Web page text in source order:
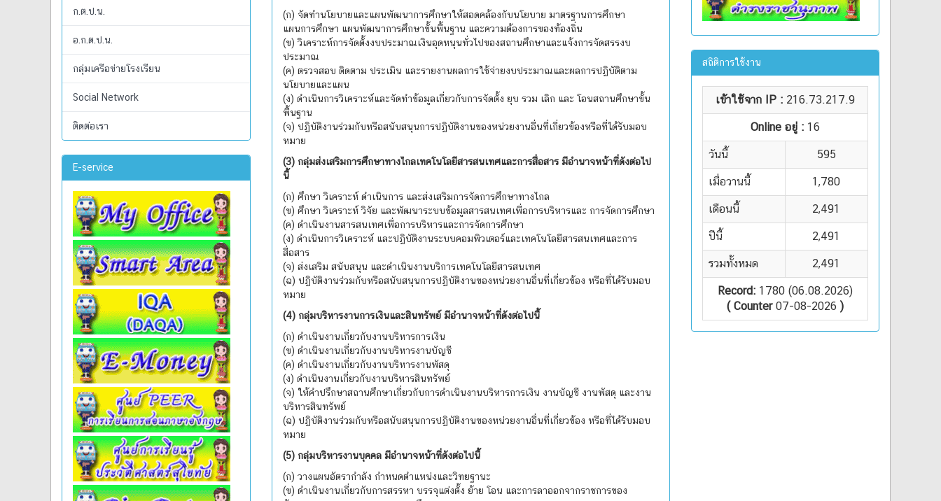
ก.ต.ป.น.
อ.ก.ต.ป.น.
กลุ่มเครือข่ายโรงเรียน
Social Network
ติดต่อเรา
E-service
(ก) จัดทำนโยบายและแผนพัฒนาการศึกษาให้สอดคล้องกับนโยบาย มาตรฐานการศึกษา
แผนการศึกษา แผนพัฒนาการศึกษาขั้นพื้นฐาน และความต้องการของท้องถิ่น
(ข) วิเคราะห์การจัดตั้งงบประมาณเงินอุดหนุนทั่วไปของสถานศึกษาและแจ้งการจัดสรรงบ
ประมาณ
(ค) ตรวจสอบ ติดตาม ประเมิน และรายงานผลการใช้จ่ายงบประมาณและผลการปฏิบัติตาม
นโยบายและแผน
(ง) ดำเนินการวิเคราะห์และจัดทำข้อมูลเกี่ยวกับการจัดตั้ง ยุบ รวม เลิก และ โอนสถานศึกษาขั้น
พื้นฐาน
(จ) ปฏิบัติงานร่วมกับหรือสนับสนุนการปฏิบัติงานของหน่วยงานอื่นที่เกี่ยวข้องหรือที่ได้รับมอบ
หมาย
(3) กลุ่มส่งเสริมการศึกษาทางไกลเทคโนโลยีสารสนเทศและการสื่อสาร มีอำนาจหน้าที่ดังต่อไป
นี้
(ก) ศึกษา วิเคราะห์ ดำเนินการ และส่งเสริมการจัดการศึกษาทางไกล
(ข) ศึกษา วิเคราะห์ วิจัย และพัฒนาระบบข้อมูลสารสนเทศเพื่อการบริหารและ การจัดการศึกษา
(ค) ดำเนินงานสารสนเทศเพื่อการบริหารและการจัดการศึกษา
(ง) ดำเนินการวิเคราะห์ และปฏิบัติงานระบบคอมพิวเตอร์และเทคโนโลยีสารสนเทศและการ
สื่อสาร
(จ) ส่งเสริม สนับสนุน และดำเนินงานบริการเทคโนโลยีสารสนเทศ
(ฉ) ปฏิบัติงานร่วมกับหรือสนับสนุนการปฏิบัติงานของหน่วยงานอื่นที่เกี่ยวข้อง หรือที่ได้รับมอบ
หมาย
(4) กลุ่มบริหารงานการเงินและสินทรัพย์ มีอำนาจหน้าที่ดังต่อไปนี้
(ก) ดำเนินงานเกี่ยวกับงานบริหารการเงิน
(ข) ดำเนินงานเกี่ยวกับงานบริหารงานบัญชี
(ค) ดำเนินงานเกี่ยวกับงานบริหารงานพัสดุ
(ง) ดำเนินงานเกี่ยวกับงานบริหารสินทรัพย์
(จ) ให้คำปรึกษาสถานศึกษาเกี่ยวกับการดำเนินงานบริหารการเงิน งานบัญชี งานพัสดุ และงาน
บริหารสินทรัพย์
(ฉ) ปฏิบัติงานร่วมกับหรือสนับสนุนการปฏิบัติงานของหน่วยงานอื่นที่เกี่ยวข้อง หรือที่ได้รับมอบ
หมาย
(5) กลุ่มบริหารงานบุคคล มีอำนาจหน้าที่ดังต่อไปนี้
(ก) วางแผนอัตรากำลัง กำหนดตำแหน่งและวิทยฐานะ
(ข) ดำเนินงานเกี่ยวกับการสรรหา บรรจุแต่งตั้ง ย้าย โอน และการลาออกจากราชการของ
สถิติการใช้งาน
เข้าใช้จาก IP : 216.73.217.9
Online อยู่ : 16
วันนี้ 595
เมื่อวานนี้ 1,780
เดือนนี้ 2,491
ปีนี้ 2,491
รวมทั้งหมด 2,491
Record:1780 (06.08.2026)
( Counter07-08-2026 )